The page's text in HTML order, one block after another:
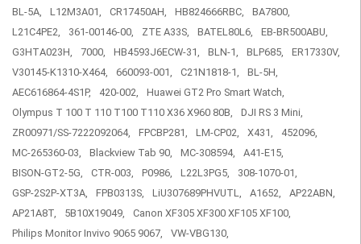
BL-5A, L12M3A01, CR17450AH, HB824666RBC,
BA7800,
L21C4PE2,
361-00146-00, ZTE A33S, BATEL80L6,
EB-BR500ABU,
G3HTA023H,
7000, HB4593J6ECW-31, BLN-1, BLP685,
ER17330V,
V30145-K1310-X464,
660093-001, C21N1818-1,
BL-5H,
AEC616864-4S1P,
420-002,
Huawei GT2 Pro Smart Watch,
Olympus T 100 T 110 T100 T110 X36 X960 80B,
DJI RS 3 Mini,
ZR00971/SS-7222092064,
FPCBP281, LM-CP02, X431,
452096,
MC-265360-03,
Blackview Tab 90, MC-308594,
A41-E15,
BISON-GT2-5G,
CTR-003, P0986, L22L3PG5,
308-1070-01,
GSP-2S2P-XT3A,
FPB0313S, LiU307689PHVUTL, A1652,
AP22ABN,
AP21A8T,
5B10X19049,
Canon XF305 XF300 XF105 XF100,
Philips Monitor Invivo 9065 9067,
VW-VBG130,